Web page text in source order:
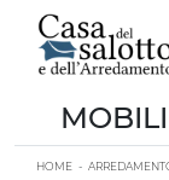
HOME -